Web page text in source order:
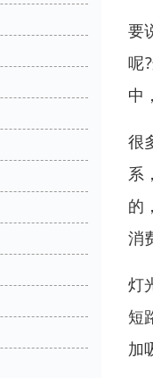
要
呢
中
很
系
的
消
灯
短
加